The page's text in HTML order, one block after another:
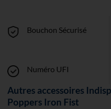
Bouchon Sécurisé
Numéro UFI
Autres accessoires
Poppers Iron Fist